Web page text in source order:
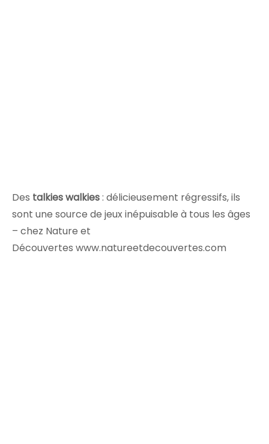
Des talkies walkies: délicieusement régressifs, ils
sont une source de jeux inépuisable à tous les âges
– chez Nature et
Découvertes www.natureetdecouvertes.com